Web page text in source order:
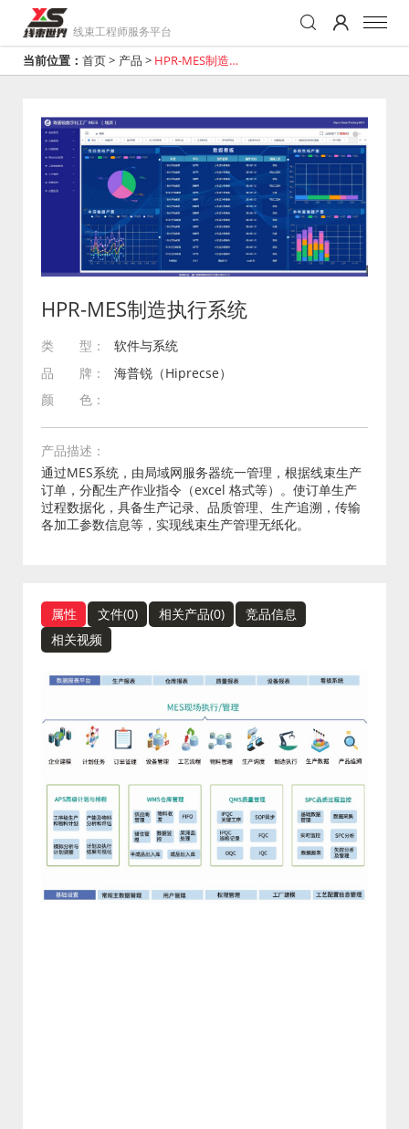
线束工程师服务平台
当前位置： 首页> 产品 > HPR-MES制造执
HPR-MES制造执行系统
类 型：
软件与系统
品 牌：
海普锐（Hiprecse）
颜 色：
产品描述：
通过MES系统，由局域网服务器统一管理，根据线束生产
订单，分配生产作业指令（excel 格式等）。使订单生产
过程数据化，具备生产记录、品质管理、生产追溯，传输
各加工参数信息等，实现线束生产管理无纸化。
属性 文件(0) 相关产品(0)
竞品信息
相关视频